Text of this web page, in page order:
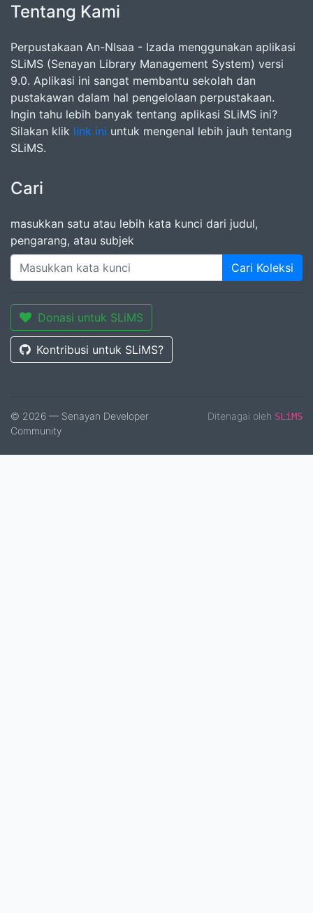
Tentang Kami
Perpustakaan An-NIsaa - Izada menggunakan aplikasi
SLiMS (Senayan Library Management System) versi
9.0. Aplikasi ini sangat membantu sekolah dan
pustakawan dalam hal pengelolaan perpustakaan.
Ingin tahu lebih banyak tentang aplikasi SLiMS ini?
Silakan klik link ini untuk mengenal lebih jauh tentang
SLiMS.
Cari
masukkan satu atau lebih kata kunci dari judul,
pengarang, atau subjek
Cari Koleksi
Donasi untuk SLiMS
Kontribusi untuk SLiMS?
© 2026 — Senayan Developer
Community
Ditenagai oleh SLiMS